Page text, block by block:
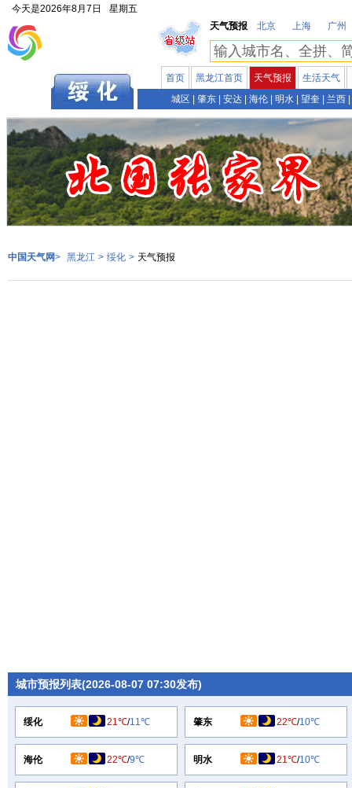
今天是2026年8月7日
星期五
天气预报
北京 上海 广州
首页 黑龙江首页 天气预报 生活天气
城区
肇东 安达 海伦 明水 望奎 兰西
中国天气网> 黑龙江 > 绥化 > 天气预报
城市预报列表(2026-08-07 07:30发布)
绥化 21℃/11℃ 肇东 22℃/10℃
海伦 22℃/9℃ 明水 21℃/10℃